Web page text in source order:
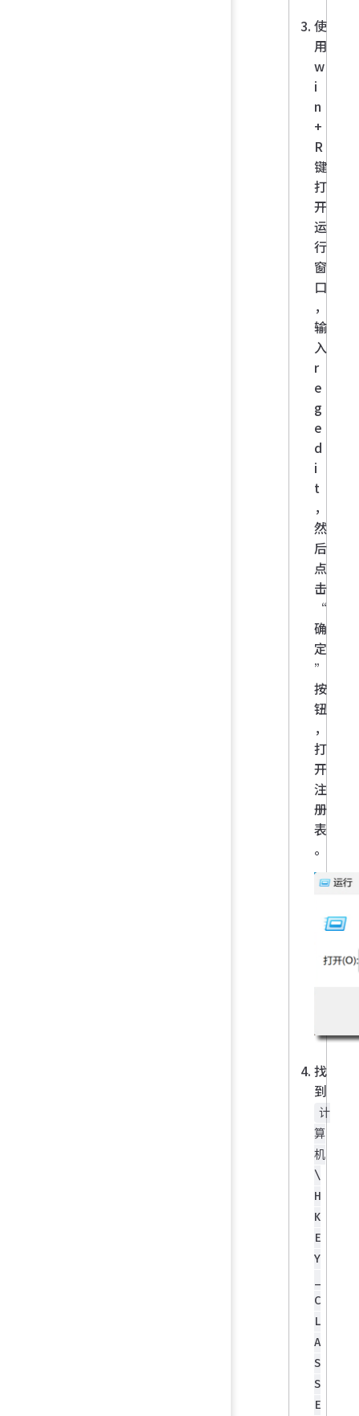
使
用
w
i
n
+
R
键
打
开
运
行
窗
口
，
输
入
r
e
g
e
d
i
t
，
然
后
点
击
“
确
定
”
按
钮
，
打
开
注
册
表
。
找
到
计
算
机
\
H
K
E
Y
C
L
A
S
S
E